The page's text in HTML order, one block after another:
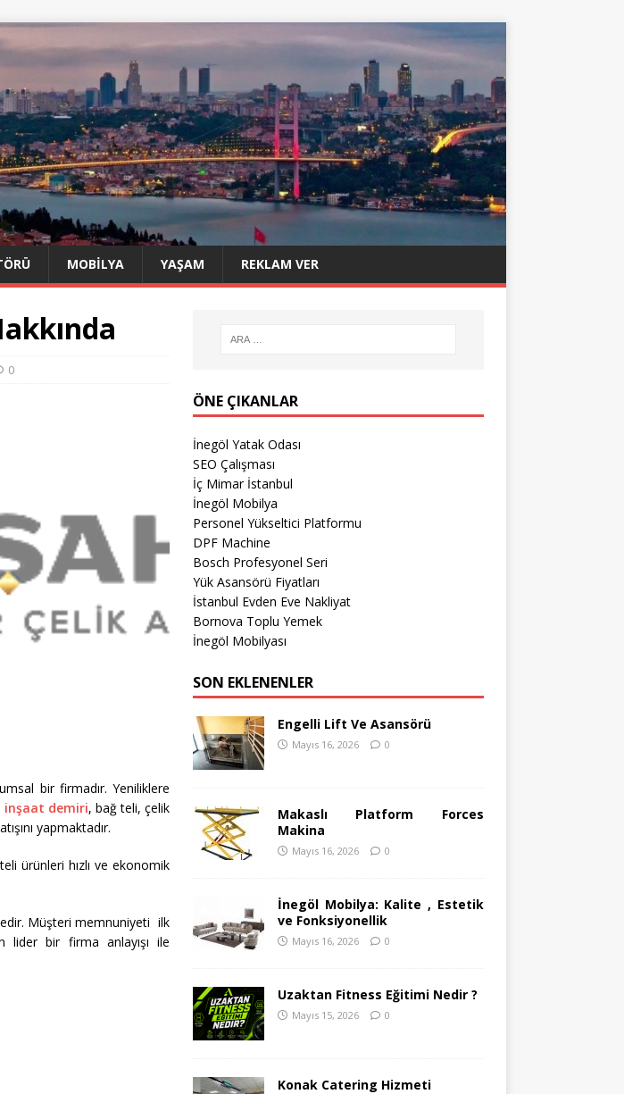
MOBILYA YAŞAM REKLAM VER
0
bir firmadır. Yeniliklere
inşaat demiri, bağ teli, çelik
yapmaktadır.
ürünleri hızlı ve ekonomik
Müşteri memnuniyeti ilk
lider bir firma anlayışı ile
ÖNE ÇIKANLAR
İnegöl Yatak Odası
SEO Çalışması
İç Mimar İstanbul
İnegöl Mobilya
Personel Yükseltici Platformu
DPF Machine
Bosch Profesyonel Seri
Yük Asansörü Fiyatları
İstanbul Evden Eve Nakliyat
Bornova Toplu Yemek
İnegöl Mobilyası
SON EKLENENLER
Engelli Lift Ve Asansörü
Mayıs 16, 2026 0
Makaslı Platform Forces
Makina
Mayıs 16, 2026 0
İnegöl Mobilya: Kalite , Estetik
ve Fonksiyonellik
Mayıs 16, 2026 0
Uzaktan Fitness Eğitimi Nedir ?
Mayıs 15, 2026 0
Konak Catering Hizmeti